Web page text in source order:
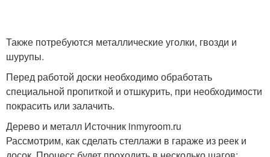
Также потребуются металлические уголки, гвозди и
шурупы.
Перед работой доски необходимо обработать
специальной пропиткой и отшкурить, при необходимости
покрасить или залачить.
Дерево и металл Источник inmyroom.ru
Рассмотрим, как сделать стеллажи в гараже из реек и